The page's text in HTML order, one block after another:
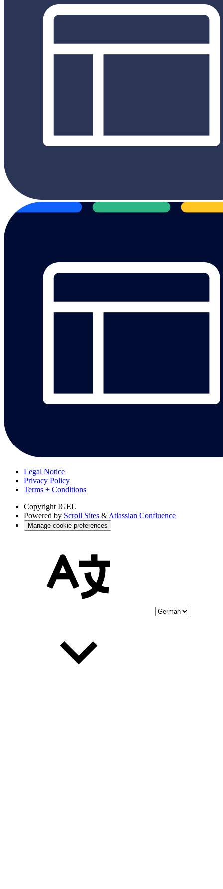
Legal Notice
Privacy Policy
Terms + Conditions
Copyright IGEL
Powered by Scroll Sites & Atlassian Confluence
Manage cookie preferences